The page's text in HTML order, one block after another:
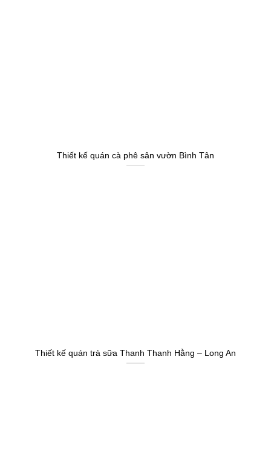
Thiết kế quán cà phê sân vườn Bình Tân
Thiết kế quán trà sữa Thanh Thanh Hằng – Long An